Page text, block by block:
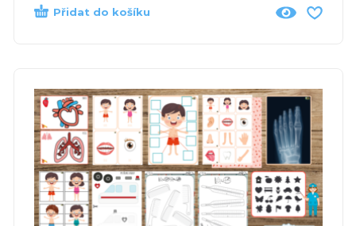
Přidat do košíku